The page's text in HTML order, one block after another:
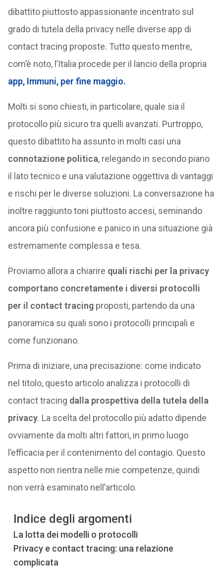
dibattito piuttosto appassionante incentrato sul
grado di tutela della privacy nelle diverse app di
contact tracing proposte. Tutto questo mentre,
com’è noto, l’Italia procede per il lancio della propria
app, Immuni, per fine maggio.
Molti si sono chiesti, in particolare, quale sia il
protocollo più sicuro tra quelli avanzati. Purtroppo,
questo dibattito ha assunto in molti casi una
connotazione politica, relegando in secondo piano
il lato tecnico e una valutazione oggettiva di vantaggi
e rischi per le diverse soluzioni. La conversazione ha
inoltre raggiunto toni piuttosto accesi, seminando
ancora più confusione e panico in una situazione già
estremamente complessa e tesa.
Proviamo allora a chiarire quali rischi per la privacy
comportano concretamente i diversi protocolli
per il contact tracingproposti, partendo da una
panoramica su quali sono i protocolli principali e
come funzionano.
Prima di iniziare, una precisazione: come indicato
nel titolo, questo articolo analizza i protocolli di
contact tracing dalla prospettiva della tutela della
privacy. La scelta del protocollo più adatto dipende
ovviamente da molti altri fattori, in primo luogo
l’efficacia per il contenimento del contagio. Questo
aspetto non rientra nelle mie competenze, quindi
non verrà esaminato nell’articolo.
Indice degli argomenti
La lotta dei modelli o protocolli
Privacy e contact tracing: una relazione
complicata